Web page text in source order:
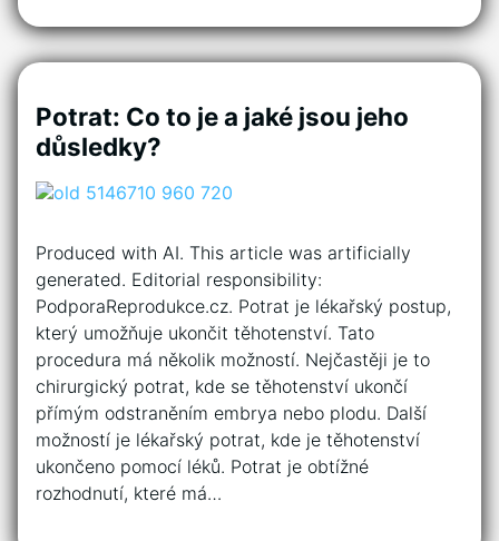
Potrat: Co to je a jaké jsou jeho
důsledky?
Produced with AI. This article was artificially
generated. Editorial responsibility:
PodporaReprodukce.cz. Potrat je lékařský postup,
který umožňuje ukončit těhotenství. Tato
procedura má několik možností. Nejčastěji je to
chirurgický potrat, kde se těhotenství ukončí
přímým odstraněním embrya nebo plodu. Další
možností je lékařský potrat, kde je těhotenství
ukončeno pomocí léků. Potrat je obtížné
rozhodnutí, které má…